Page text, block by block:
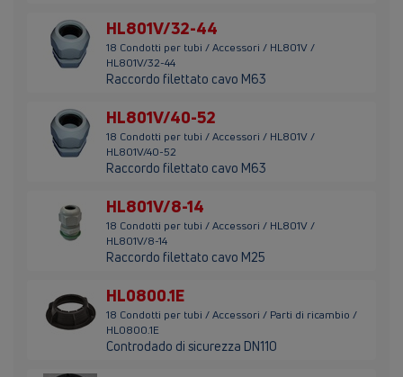
HL801V/32-44
18 Condotti per tubi / Accessori / HL801V /
HL801V/32-44
Raccordo filettato cavo M63
HL801V/40-52
18 Condotti per tubi / Accessori / HL801V /
HL801V/40-52
Raccordo filettato cavo M63
HL801V/8-14
18 Condotti per tubi / Accessori / HL801V /
HL801V/8-14
Raccordo filettato cavo M25
HL0800.1E
18 Condotti per tubi / Accessori / Parti di ricambio /
HL0800.1E
Controdado di sicurezza DN110